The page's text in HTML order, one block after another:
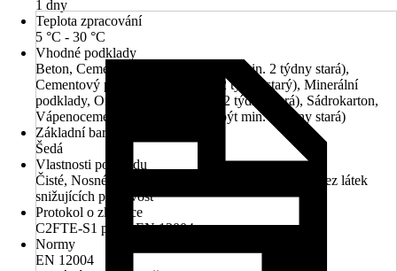
1 dny
Teplota zpracování
5 °C - 30 °C
Vhodné podklady
Beton, Cementová omítka (musí být min. 2 týdny stará),
Cementový potěr (musí být min. 2 týdny starý), Minerální
podklady, Omítka (musí být min. 2 týdny stará), Sádrokarton,
Vápenocementová omítka (musí být min. 2 týdny stará)
Základní barva
Šedá
Vlastnosti podkladu
Čisté, Nosné, Nesmí být mokré, Tvarově stabilní, Bez látek
snižujících přilnavost
Protokol o zkoušce
C2FTE-S1 podle EN 12004
Normy
EN 12004